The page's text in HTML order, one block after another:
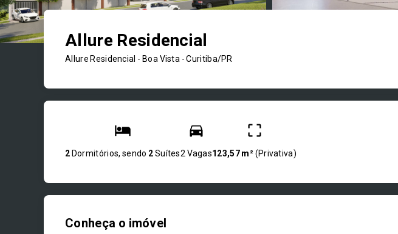
Allure Residencial
Allure Residencial - Boa Vista - Curitiba/PR
2 Dormitórios, sendo 2Suítes2 Vagas123,57 m²(Privativa)
Conheça o imóvel